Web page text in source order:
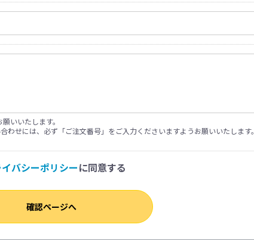
いいたします。
わせには、必ず「ご注文番号」をご入力くださいますようお願いいたします。
バシーポリシーに同意する
確認ページへ